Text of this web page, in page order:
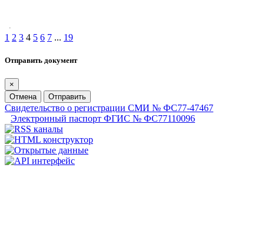
1 2 3 4 5 6 7 ... 19
Отправить документ
×
Отмена
Отправить
Свидетельство о регистрации СМИ № ФС77-47467
Электронный паспорт ФГИС № ФС77110096